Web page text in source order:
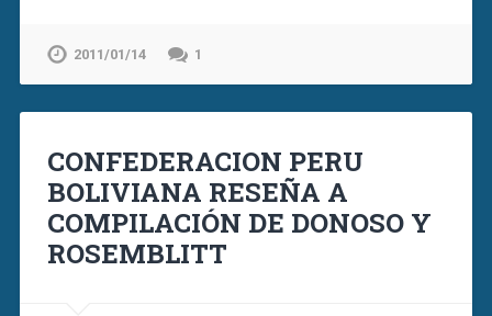
2011/01/14 1
CONFEDERACION PERU
BOLIVIANA RESEÑA A
COMPILACIÓN DE DONOSO Y
ROSEMBLITT